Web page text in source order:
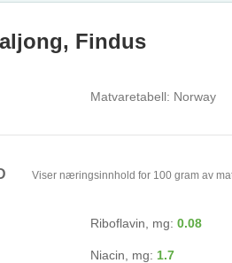
Findus
Matvaretabell: Norway
Viser næringsinnhold for 100 gram av
Riboflavin, mg: 0.08
Niacin, mg: 1.7